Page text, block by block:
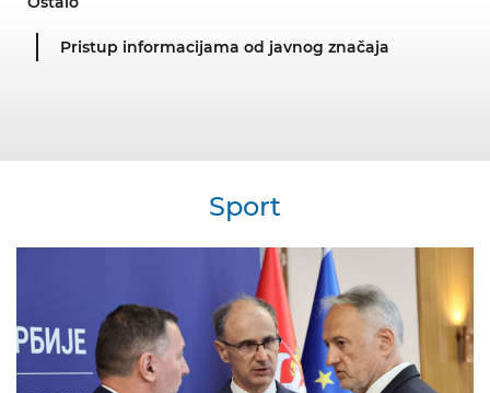
Pristup informacijama od javnog značaja
Sport